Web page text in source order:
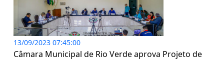
13/09/2023 07:45:00
Câmara Municipal de Rio Verde aprova Projeto de